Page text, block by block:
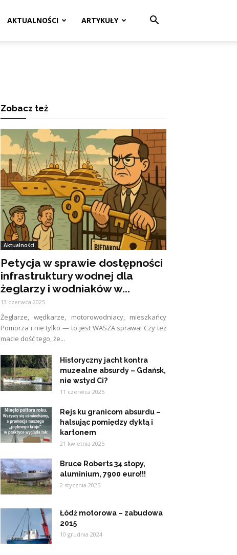
AKTUALNOŚCI ARTYKUŁY
Zobacz też
Aktualności
Petycja w sprawie dostępności
infrastruktury wodnej dla
żeglarzy i wodniaków w...
13 czerwca 2025
Żeglarze, wędkarze, motorowodniacy, mieszkańcy
Pomorza i nie tylko — to jest WASZA sprawa! Czy też
macie dość tego, że...
Historyczny jacht kontra
muzealne absurdy – Gdańsk,
nie wstyd Ci?
11 czerwca 2025
Rejs ku granicom absurdu –
halsując pomiędzy dyktą i
kartonem
21 kwietnia 2025
Bruce Roberts 34 stopy,
aluminium, 7900 euro!!!
2 stycznia 2025
Łódź motorowa – zabudowa
2015
10 grudnia 2024